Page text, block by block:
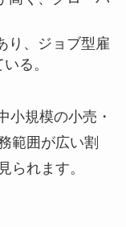
り、ジョブ型雇
る。
小規模の小売・
範囲が広い割
られます。